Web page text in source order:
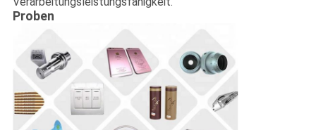
Proben